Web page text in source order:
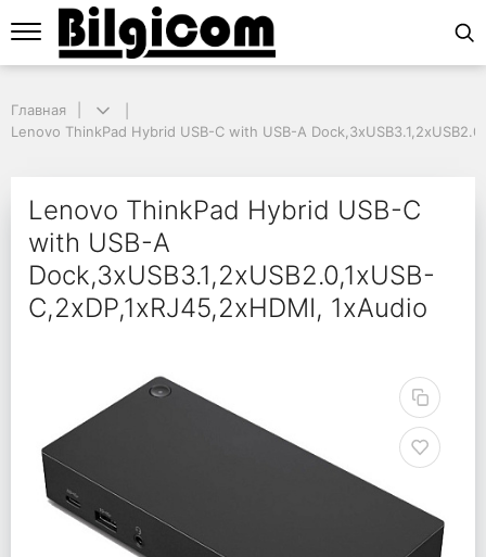
Lenovo ThinkPad Hybrid USB-C with USB-A
Lenovo ThinkPad
Главная
Lenovo ThinkPad Hybrid USB-C with USB-A
Lenovo ThinkPad Hybrid USB-C
with USB-A
Dock,3xUSB3.1,2xUSB2.0,1xUSB-
C,2xDP,1xRJ45,2xHDMI, 1xAudio